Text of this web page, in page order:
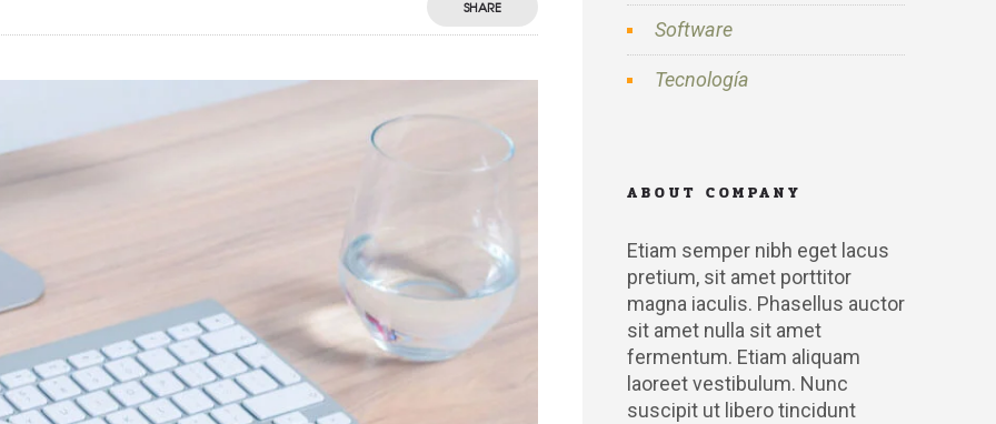
SHARE
Software
Tecnología
ABOUT COMPANY
Etiam semper nibh eget lacus
pretium, sit amet porttitor
magna iaculis. Phasellus auctor
sit amet nulla sit amet
fermentum. Etiam aliquam
laoreet vestibulum. Nunc
suscipit ut libero tincidunt